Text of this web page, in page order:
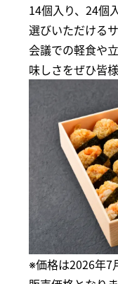
14個入り、24個
選びいただける
会議での軽食や
味しさをぜひ皆
※価格は2026年7